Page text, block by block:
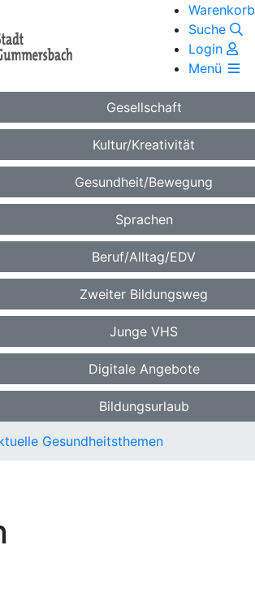
Warenkorb
Suche
Login
Menü
Gesellschaft
Kultur/Kreativität
Gesundheit/Bewegung
Sprachen
Beruf/Alltag/EDV
Zweiter Bildungsweg
Junge VHS
Digitale Angebote
Bildungsurlaub
Gesundheitsthemen